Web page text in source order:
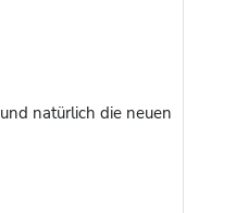
natürlich die neuen